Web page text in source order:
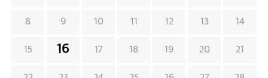
8 9 10 11 12 13 14
15 16 17 18 19 20 21